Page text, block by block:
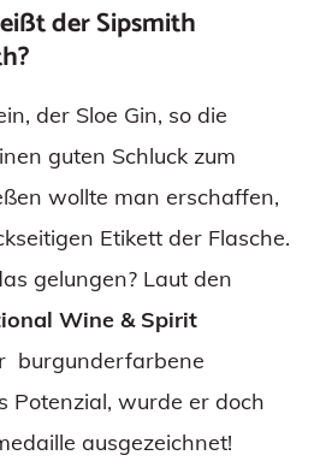
der Sipsmith
der Sloe Gin, so die
guten Schluck zum
wollte man erschaffen,
Etikett der Flasche.
gelungen? Laut den
Wine & Spirit
burgunderfarbene
Potenzial, wurde er doch
ausgezeichnet!